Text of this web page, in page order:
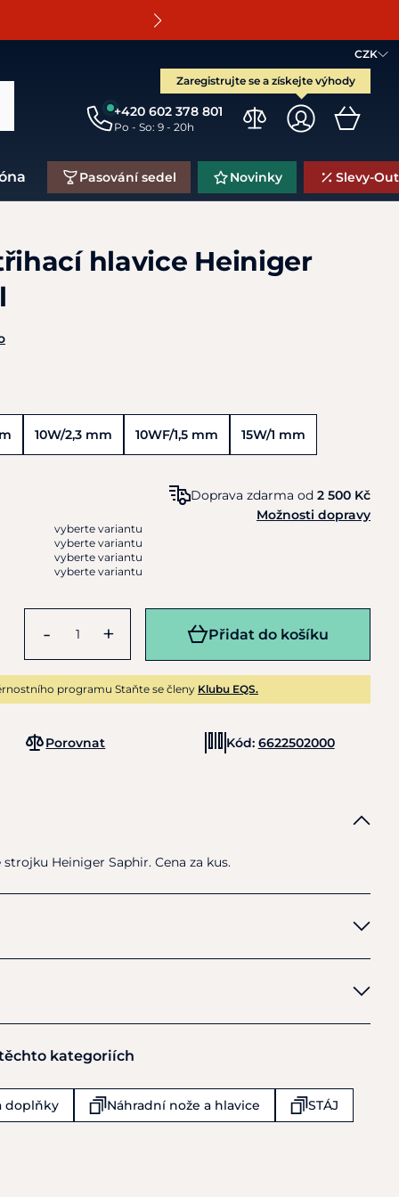
CZK
Zaregistrujte se a získejte výhody
+420 602 378 801
Po - So: 9 - 20h
Pasování sedel Novinky Slevy-
hlavice Heiniger
10W/2,3 mm 10WF/1,5 mm 15W/1 mm
vyberte variantu
vyberte variantu
vyberte variantu
vyberte variantu
Doprava zdarma od 2 500 Kč
Možnosti dopravy
- + Přidat do košíku
programu Staňte se členy Klubu EQS.
Porovnat Kód: 6622502000
strojku Heiniger Saphir. Cena za kus.
kategoriích
doplňky Náhradní nože a hlavice STÁJ